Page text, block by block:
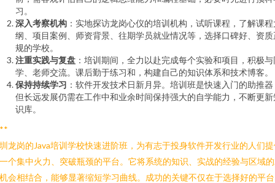
习。
深入考察机构 ：实地探访龙岗心仪的培训机构，试听课程，了解课程
纲、项目案例、师资背景、往期学员就业情况等，选择口碑好、资质
规的学校。
注重实践与复盘 ：培训期间，全力以赴完成每个实验和项目，积极与
学、老师交流。课后勤于练习和，构建自己的知识体系和技术博客。
保持持续学习 ：软件开发技术日新月异。培训班是快速入门的助推器
但长远发展仍需在工作中和业余时间保持强大的自学能力，不断更新
识库。
龙岗的Java培训学校快速进阶班，为有志于投身软件开发行业的人们
个集中火力、突破瓶颈的平台。它将系统的知识、实战的经验与区域
会相结合，能够显著缩短学习曲线。成功的关键不仅在于选择好的平